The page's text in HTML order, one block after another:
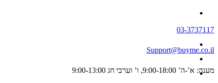
03-3737117
Support@buyme.co.il
מענה: א’-ה’ 9:00-18:00, ו’ וערבי חג 9:00-13:00